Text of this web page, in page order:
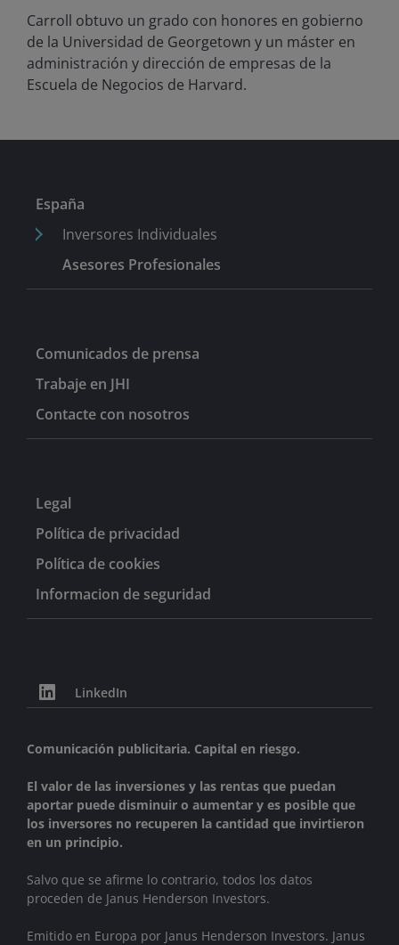
Carroll obtuvo un grado con honores en gobierno
de la Universidad de Georgetown y un máster en
administración y dirección de empresas de la
Escuela de Negocios de Harvard.
España
Inversores Individuales
Asesores Profesionales
Comunicados de prensa
Trabaje en JHI
Contacte con nosotros
Legal
Política de privacidad
Política de cookies
Informacion de seguridad
LinkedIn
Comunicación publicitaria. Capital en riesgo.
El valor de las inversiones y las rentas que puedan
aportar puede disminuir o aumentar y es posible que
los inversores no recuperen la cantidad que invirtieron
en un principio.
Salvo que se afirme lo contrario, todos los datos
proceden de Janus Henderson Investors.
Emitido en Europa por Janus Henderson Investors. Janus